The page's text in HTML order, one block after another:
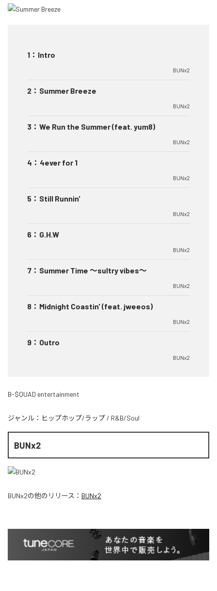
1 ： Intro
BUNx2
2 ： Summer Breeze
BUNx2
3 ： We Run the Summer (feat. yum8)
BUNx2
4 ： 4ever for 1
BUNx2
5 ： Still Runnin'
BUNx2
6 ： G.H.W
BUNx2
7 ： Summer Time 〜sultry vibes〜
BUNx2
8 ： Midnight Coastin' (feat. jweeos)
BUNx2
9 ： Outro
BUNx2
B-$QUAD entertainment
ジャンル： ヒップホップ/ラップ / R&B/Soul
BUNx2
BUNx2の他のリリース： BUNx2